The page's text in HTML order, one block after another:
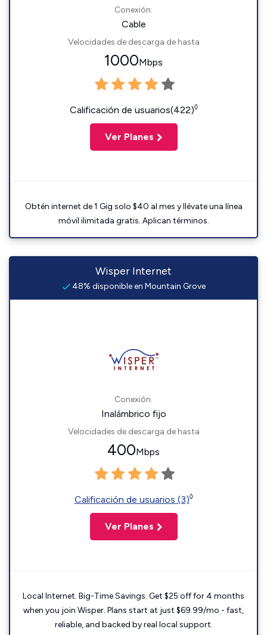
Conexión:
Cable
Velocidades de descarga de hasta
1000Mbps
Calificación de usuarios(422)◊
Ver Planes
Obtén internet de 1 Gig solo $40 al mes y llévate una línea
móvil ilimitada gratis. Aplican términos.
Wisper Internet
48% disponible en Mountain Grove
Conexión:
Inalámbrico fijo
Velocidades de descarga de hasta
400Mbps
Calificación de usuarios (3)◊
Ver Planes
Local Internet. Big-Time Savings. Get $25 off for 4 months
when you join Wisper. Plans start at just $69.99/mo - fast,
reliable, and backed by real local support.